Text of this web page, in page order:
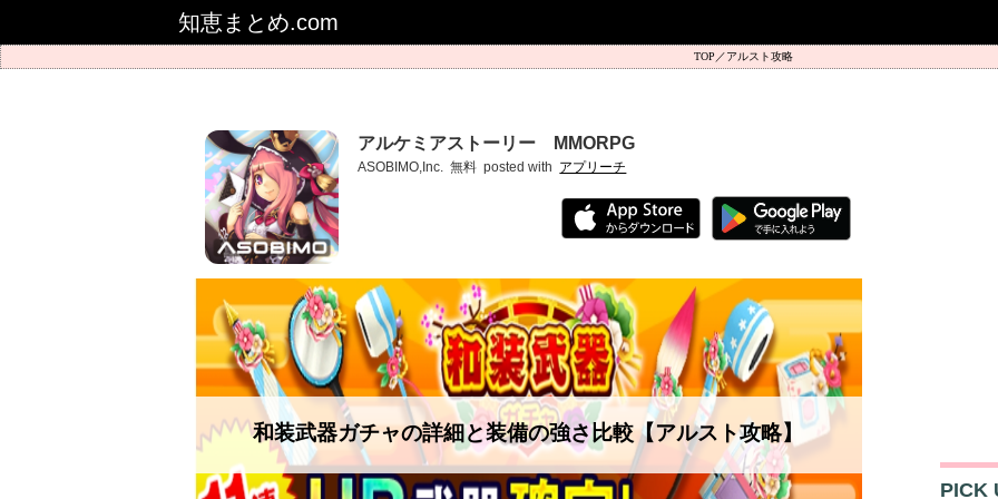
知恵まとめ.com
アルスト攻略
アルケミアストーリー MMORPG
ASOBIMO,Inc. 無料 posted with アプリーチ
和装武器ガチャの詳細と装備の強さ比較【アルスト攻略】
PICK